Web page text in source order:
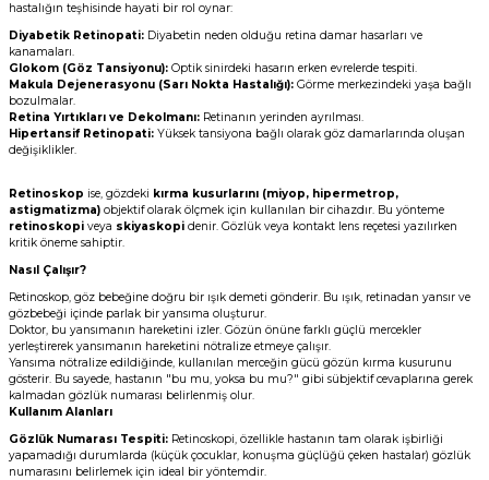
hastalığın teşhisinde hayati bir rol oynar:
Diyabetik Retinopati: Diyabetin neden olduğu retina damar hasarları ve
kanamaları.
Glokom (Göz Tansiyonu): Optik sinirdeki hasarın erken evrelerde tespiti.
Makula Dejenerasyonu (Sarı Nokta Hastalığı): Görme merkezindeki yaşa bağlı
bozulmalar.
Retina Yırtıkları ve Dekolmanı: Retinanın yerinden ayrılması.
Hipertansif Retinopati: Yüksek tansiyona bağlı olarak göz damarlarında oluşan
değişiklikler.
Retinoskop ise, gözdeki kırma kusurlarını (miyop, hipermetrop,
astigmatizma) objektif olarak ölçmek için kullanılan bir cihazdır. Bu yönteme
retinoskopi veya skiyaskopi denir. Gözlük veya kontakt lens reçetesi yazılırken
kritik öneme sahiptir.
Nasıl Çalışır?
Retinoskop, göz bebeğine doğru bir ışık demeti gönderir. Bu ışık, retinadan yansır ve
gözbebeği içinde parlak bir yansıma oluşturur.
Doktor, bu yansımanın hareketini izler. Gözün önüne farklı güçlü mercekler
yerleştirerek yansımanın hareketini nötralize etmeye çalışır.
Yansıma nötralize edildiğinde, kullanılan merceğin gücü gözün kırma kusurunu
gösterir. Bu sayede, hastanın "bu mu, yoksa bu mu?" gibi sübjektif cevaplarına gerek
kalmadan gözlük numarası belirlenmiş olur.
Kullanım Alanları
Gözlük Numarası Tespiti: Retinoskopi, özellikle hastanın tam olarak işbirliği
yapamadığı durumlarda (küçük çocuklar, konuşma güçlüğü çeken hastalar) gözlük
numarasını belirlemek için ideal bir yöntemdir.